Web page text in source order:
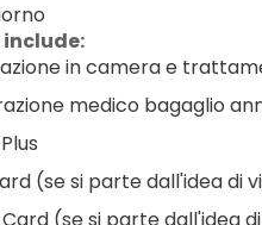
in camera e
medico bagaglio
(se si parte dall'idea di